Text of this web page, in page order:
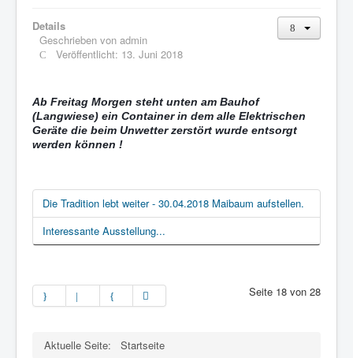
Details
Geschrieben von admin
Veröffentlicht: 13. Juni 2018
Ab Freitag Morgen steht unten am Bauhof
(Langwiese) ein Container in dem alle Elektrischen
Geräte die beim Unwetter zerstört wurde entsorgt
werden können !
Die Tradition lebt weiter - 30.04.2018 Maibaum aufstellen.
Interessante Ausstellung...
Seite 18 von 28
Aktuelle Seite: Startseite